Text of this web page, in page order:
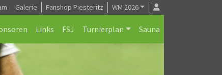
Galerie Fanshop Piesteritz WM 2026
Links FSJ Turnierplan Sauna